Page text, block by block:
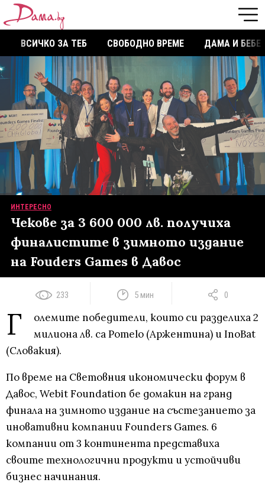
ВСИЧКО ЗА ТЕБ СВОБОДНО ВРЕМЕ ДАМА И БЕБЕ
ИНТЕРЕСНО
Чекове за 3 600 000 лв. получиха
финалистите в зимното издание
на Fouders Games в Давос
233 5 мин 0
Г
олемите победители, които си разделиха 2
милиона лв. са Pomelo (Аржентина) и InoBat
(Словакия).
По време на Световния икономически форум в
Давос, Webit Foundation бе домакин на гранд
финала на зимното издание на състезанието за
иновативни компании Founders Games. 6
компании от 3 континента представиха
своите технологични продукти и устойчиви
бизнес начинания.